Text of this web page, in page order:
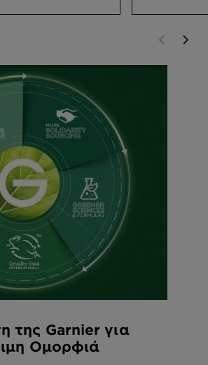
της Garnier για
Ομορφιά